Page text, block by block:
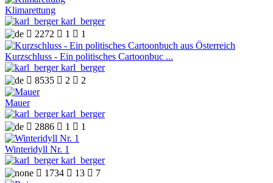
Klimarettung
karl_berger
 2272  1  1
Kurzschluss - Ein politisches Cartoonbuc ...
karl_berger
 8535  2  2
Mauer
karl_berger
 2886  1  1
Winteridyll Nr. 1
karl_berger
 1734  13  7